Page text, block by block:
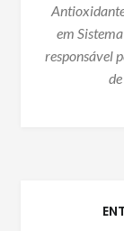
em
responsável